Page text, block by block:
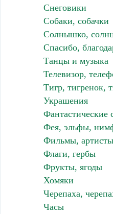
Снеговики
Собаки, собачки
Солнышко,
Спасибо,
Танцы и музыка
Телевизор,
Тигр, тигренок,
Украшения
Фантастические
Фея, эльфы,
Фильмы, артисты
Флаги, гербы
Фрукты, ягоды
Хомяки
Черепаха,
Часы